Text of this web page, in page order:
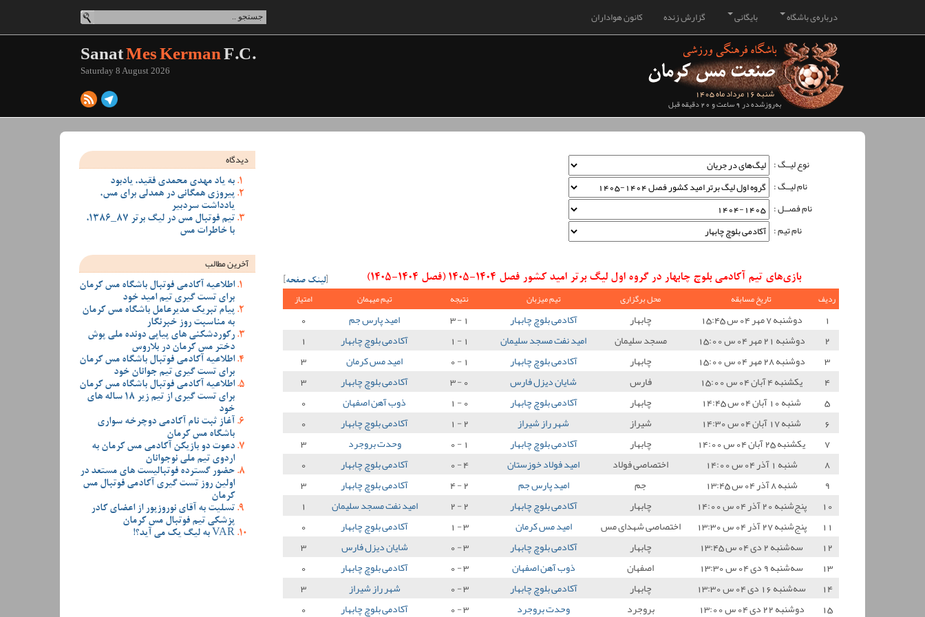
کانون هواداران گزارش زنده بایگانی درباره‌ی باشگاه
شنبه 16 مرداد ماه 1405
به‌روزشده در 9 ساعت و 20 دقیقه قبل
SanatMes KermanF.C.
Saturday 8 August 2026
نوع لیــگ :
نام لیــگ :
نام فصــل :
نام تیم :
بازی‌های تیم آکادمی بلوچ چابهار در گروه اول لیگ برتر امید کشور فصل 1404-1405 (فصل 1404-1405) [لینک صفحه]
ردیف تاریخ مسابقه محل برگزاری تیم میزبان نتیجه تیم میهمان امتیاز
1 دوشنبه 7 مهر 04 س 15:45 چابهار آکادمی بلوچ چابهار 1 - 3 امید پارس جم
0
2
دوشنبه 21 مهر 04 س 15:00 مسجد سلیمان امید نفت مسجد سلیمان 1 - 1 آکادمی بلوچ چابهار
1
3
دوشنبه 28 مهر 04 س 15:00 چابهار آکادمی بلوچ چابهار 1 - 0 امید مس کرمان
3
4
یکشنبه 4 آبان 04 س 15:00 فارس شایان دیزل فارس 0 - 3 آکادمی بلوچ چابهار
3
5
شنبه 10 آبان 04 س 14:45 چابهار آکادمی بلوچ چابهار 0 - 1 ذوب آهن اصفهان
0
6
شنبه 17 آبان 04 س 14:30 شیراز شهر راز شیراز 2 - 1 آکادمی بلوچ چابهار
0
7
یکشنبه 25 آبان 04 س 14:00 چابهار آکادمی بلوچ چابهار 1 - 0 وحدت بروجرد
3
8
شنبه 1 آذر 04 س 14:00 اختصاصی فولاد امید فولاد خوزستان 4 - 0 آکادمی بلوچ چابهار
0
9
شنبه 8 آذر 04 س 13:45 جم امید پارس جم 2 - 4 آکادمی بلوچ چابهار
3
10
پنج‌شنبه 20 آذر 04 س 14:00 چابهار آکادمی بلوچ چابهار 2 - 2 امید نفت مسجد سلیمان
1
11
پنج‌شنبه 27 آذر 04 س 13:30 اختصاصی شهدای مس امید مس کرمان 3 - 1 آکادمی بلوچ چابهار
0
12
سه‌شنبه 2 دی 04 س 13:45 چابهار آکادمی بلوچ چابهار 3 - 0 شایان دیزل فارس
3
13
سه‌شنبه 9 دی 04 س 13:30 اصفهان ذوب آهن اصفهان 3 - 0 آکادمی بلوچ چابهار
0
14
سه‌شنبه 16 دی 04 س 13:30 چابهار آکادمی بلوچ چابهار 3 - 0 شهر راز شیراز
3
15
دوشنبه 22 دی 04 س 13:00 بروجرد وحدت بروجرد 3 - 0 آکادمی بلوچ چابهار 0
دیدگاه
به یاد مهدی محمدی فقید، یادبود
پیروزی همگانی در همدلی برای مس،
یادداشت سردبیر
تیم فوتبال مس در لیگ برتر 87_1386،
با خاطرات مس
آخرین مطالب
اطلاعیه آکادمی فوتبال باشگاه مس کرمان
برای تست گیری تیم امید خود
پیام تبریک مدیرعامل باشگاه مس کرمان
به مناسبت روز خبرنگار
رکوردشکنی های پیاپی دونده ملی پوش
دختر مس کرمان در بلاروس
اطلاعیه آکادمی فوتبال باشگاه مس کرمان
برای تست گیری تیم جوانان خود
اطلاعیه آکادمی فوتبال باشگاه مس کرمان
برای تست گیری از تیم زیر 18 ساله های
خود
آغاز ثبت نام آکادمی دوچرخه سواری
باشگاه مس کرمان
دعوت دو بازیکن آکادمی مس کرمان به
اردوی تیم ملی نوجوانان
حضور گسترده فوتبالیست های مستعد در
اولین روز تست گیری آکادمی فوتبال مس
کرمان
تسلیت به آقای نوروزپور از اعضای کادر
پزشکی تیم فوتبال مس کرمان
VAR به لیگ یک می آید؟!